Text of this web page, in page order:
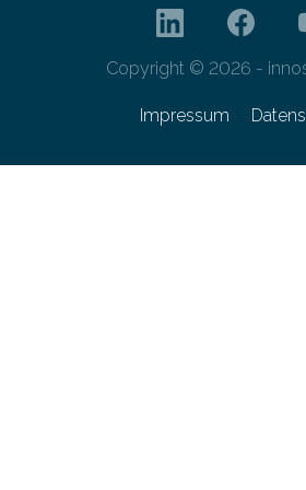
Copyright © 2026 -
Impressum